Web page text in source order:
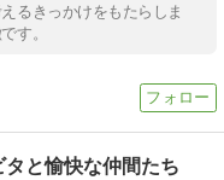
るきっかけをもたらしま
す。
タと愉快な仲間たち